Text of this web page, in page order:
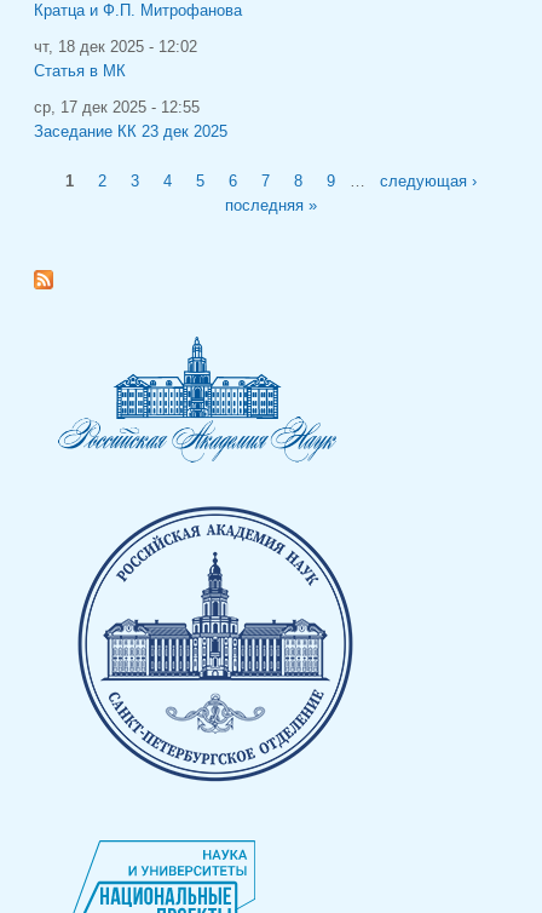
Кратца и Ф.П. Митрофанова
чт, 18 дек 2025 - 12:02
Статья в МК
ср, 17 дек 2025 - 12:55
Заседание КК 23 дек 2025
Страницы
1 2 3 4 5 6 7 8 9
следующая ›
последняя »